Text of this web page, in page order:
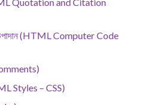
উপাদান (HTML Computer Code
Styles – CSS)